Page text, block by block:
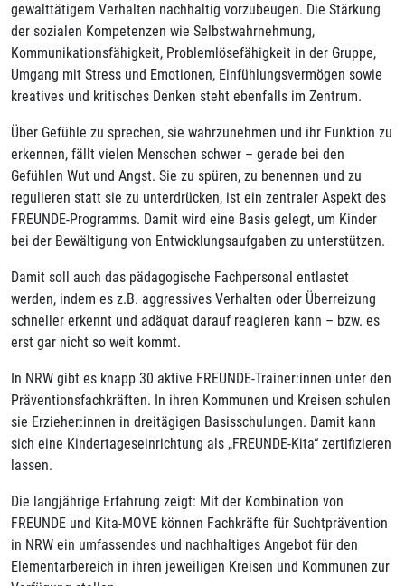
gewalttätigem Verhalten nachhaltig vorzubeugen. Die Stärkung
der sozialen Kompetenzen wie Selbstwahrnehmung,
Kommunikationsfähigkeit, Problemlösefähigkeit in der Gruppe,
Umgang mit Stress und Emotionen, Einfühlungsvermögen sowie
kreatives und kritisches Denken steht ebenfalls im Zentrum.
Über Gefühle zu sprechen, sie wahrzunehmen und ihr Funktion zu
erkennen, fällt vielen Menschen schwer – gerade bei den
Gefühlen Wut und Angst. Sie zu spüren, zu benennen und zu
regulieren statt sie zu unterdrücken, ist ein zentraler Aspekt des
FREUNDE-Programms. Damit wird eine Basis gelegt, um Kinder
bei der Bewältigung von Entwicklungsaufgaben zu unterstützen.
Damit soll auch das pädagogische Fachpersonal entlastet
werden, indem es z.B. aggressives Verhalten oder Überreizung
schneller erkennt und adäquat darauf reagieren kann – bzw. es
erst gar nicht so weit kommt.
In NRW gibt es knapp 30 aktive FREUNDE-Trainer:innen unter den
Präventionsfachkräften. In ihren Kommunen und Kreisen schulen
sie Erzieher:innen in dreitägigen Basisschulungen. Damit kann
sich eine Kindertageseinrichtung als „FREUNDE-Kita“ zertifizieren
lassen.
Die langjährige Erfahrung zeigt: Mit der Kombination von
FREUNDE und Kita-MOVE können Fachkräfte für Suchtprävention
in NRW ein umfassendes und nachhaltiges Angebot für den
Elementarbereich in ihren jeweiligen Kreisen und Kommunen zur